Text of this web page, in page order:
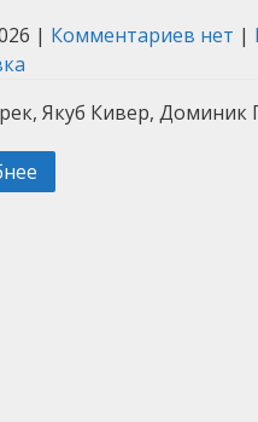
| Комментариев нет |
Якуб Кивер, Доминик